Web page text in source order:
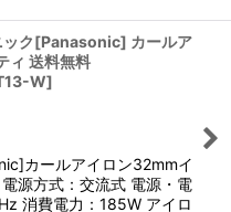
ク[Panasonic] カールア
ィ 送料無料
W]
カールアイロン32mmイ
源方式：交流式 電源・電
消費電力：185W アイロ